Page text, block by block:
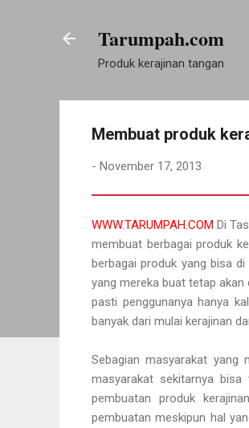
Tarumpah.com
Produk kerajinan tangan
Membuat produk
- November 17, 2013
WWW.TARUMPAH.COM Di
membuat berbagai produk
berbagai produk yang bisa
yang mereka buat tetap
pasti penggunanya hanya
banyak dari mulai kerajinan
Sebagian masyarakat yang
masyarakat sekitarnya
pembuatan produk
pembuatan meskipun hal